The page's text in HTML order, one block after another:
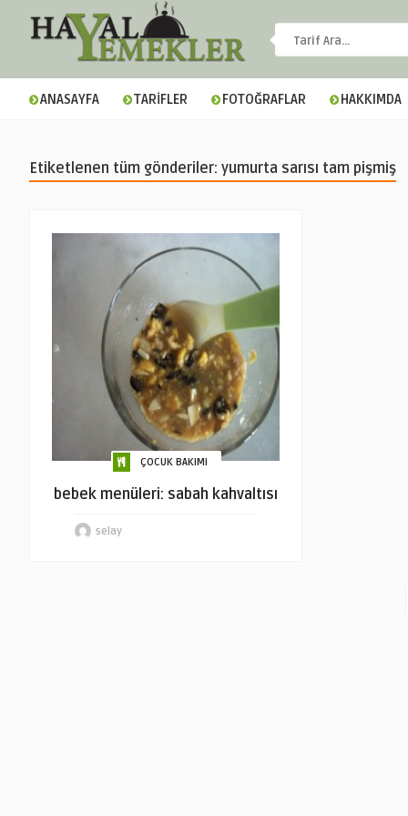
ANASAYFA TARİFLER FOTOĞRAFLAR HAKKIMDA
Etiketlenen tüm gönderiler: yumurta sarısı tam pişmiş
ÇOCUK BAKIMI
bebek menüleri: sabah kahvaltısı
selay